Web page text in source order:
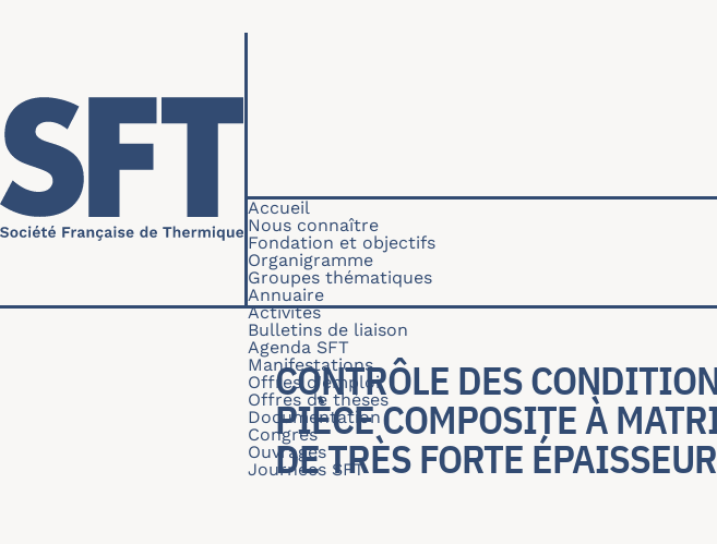
Navigation principale
Accueil
Nous connaître
Fondation et objectifs
Organigramme
Groupes thématiques
Annuaire
Activités
Bulletins de liaison
Agenda SFT
Manifestations
Offres d'emploi
Offres de thèses
Documentation
Congrès
Ouvrages
Journées SFT
CONTRÔLE DES
PIÈCE COMPOSITE À
DE TRÈS FORTE ÉPAISSEUR